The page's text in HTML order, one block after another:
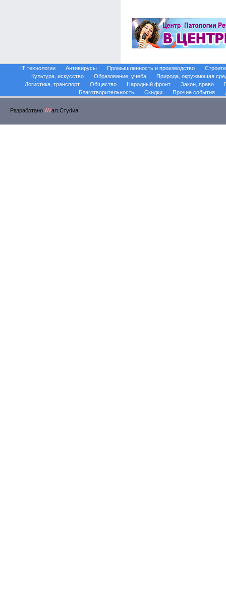
IT технологии Антивирусы Промышленность и производство
Культура, искусство
Образование, учеба
Природа, окружающая
Логистика, транспорт
Общество Народный фронт Закон, право
Благотворительность
Скидки Прочие события
Разработано AVart.Стуdия